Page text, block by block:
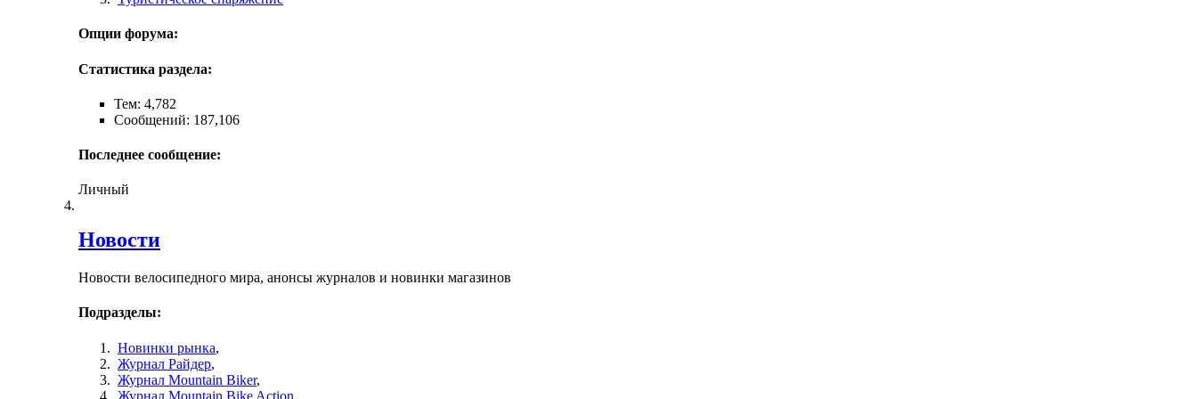
Опции форума:
Статистика раздела:
Тем: 4,782
Сообщений: 187,106
Последнее сообщение:
Личный
Новости
Новости велосипедного мира, анонсы журналов и новинки магазинов
Подразделы:
Новинки рынка,
Журнал Райдер,
Журнал Mountain Biker,
Журнал Mountain Bike Action